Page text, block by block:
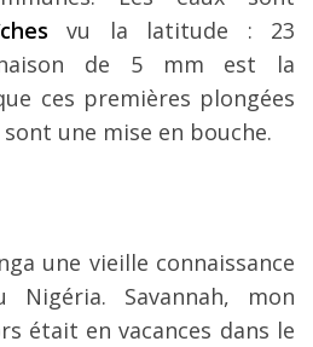
vu la latitude : 23
de 5 mm est la
ces premières plongées
une mise en bouche.
une vieille connaissance
Savannah, mon
était en vacances dans le